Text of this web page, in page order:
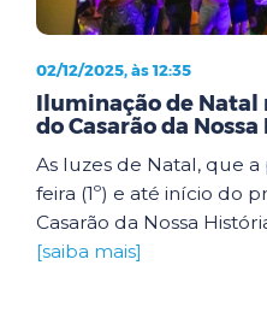
02/12/2025, às 12:35
Iluminação de Natal
do Casarão da
As luzes de Natal, que
feira (1º) e até início do
Casarão da Nossa
[saiba mais]